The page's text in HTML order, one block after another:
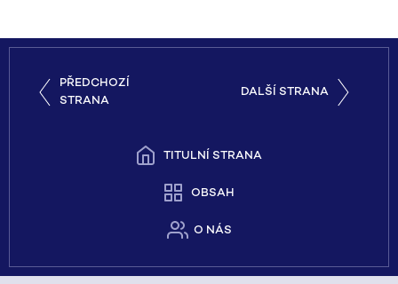
PŘEDCHOZÍ
STRANA
TITULNÍ STRANA
OBSAH
O NÁS
DALŠÍ STRANA